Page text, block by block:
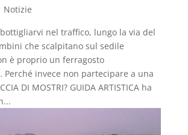
Notizie
nel traffico, lungo la via del
che scalpitano sul sedile
è proprio un ferragosto
invece non partecipare a una
DI MOSTRI? GUIDA ARTISTICA ha